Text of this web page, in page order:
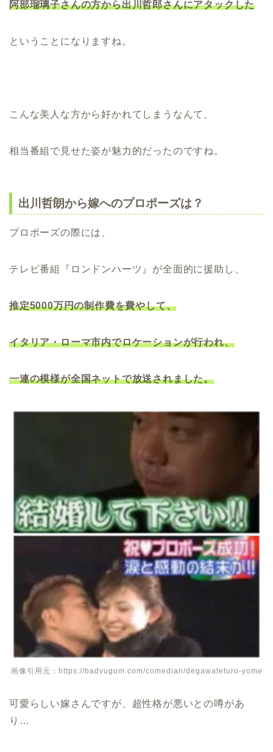
阿部瑠璃子さんの方から出川哲郎さんにアタックした
ということになりますね。
こんな美人な方から好かれてしまうなんて、
相当番組で見せた姿が魅力的だったのですね。
出川哲朗から嫁へのプロポーズは？
プロポーズの際には、
テレビ番組『ロンドンハーツ』が全面的に援助し、
推定5000万円の制作費を費やして、
イタリア・ローマ市内でロケーションが行われ、
一連の模様が全国ネットで放送されました。
画像引用元：https://badvugum.com/comedian/degawateturo-yome
可愛らしい嫁さんですが、超性格が悪いとの噂があ
り…